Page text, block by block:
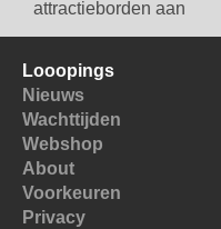
attractieborden aan
Looopings
Nieuws
Wachttijden
Webshop
About
Voorkeuren
Privacy